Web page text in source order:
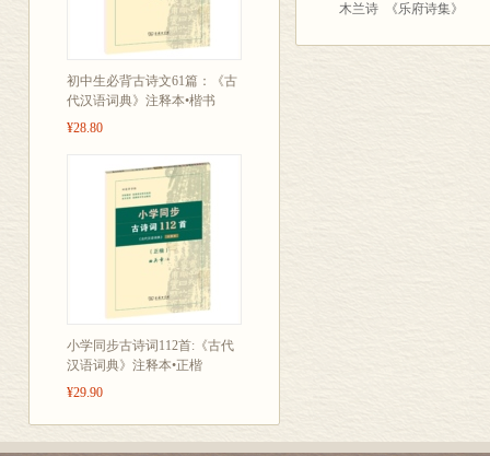
初中生必背古诗文61篇：《古
代汉语词典》注释本•楷书
¥28.80
小学同步古诗词112首:《古代
汉语词典》注释本•正楷
¥29.90
木兰诗 《乐府诗集》
无题 [唐]李商隐